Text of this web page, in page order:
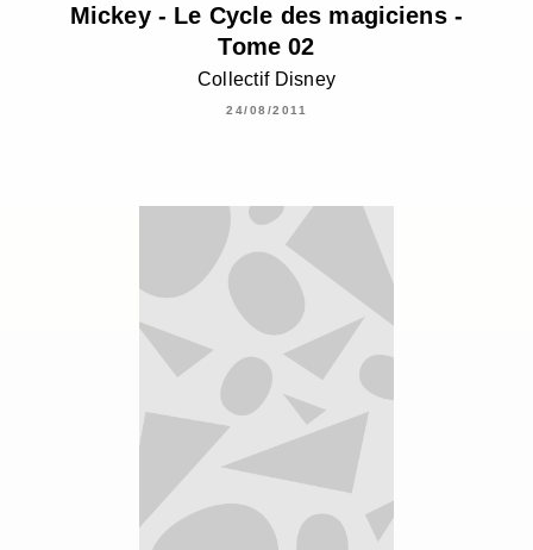
Mickey - Le Cycle des magiciens -
Tome 02
Collectif Disney
24/08/2011